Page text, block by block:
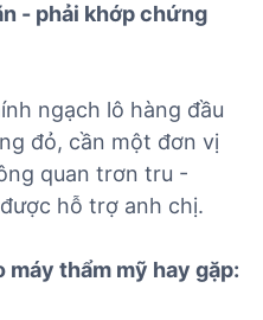
- phải khớp chứng
ngạch lô hàng đầu
đỏ, cần một đơn vị
quan trơn tru -
hỗ trợ anh chị.
máy thẩm mỹ hay gặp: